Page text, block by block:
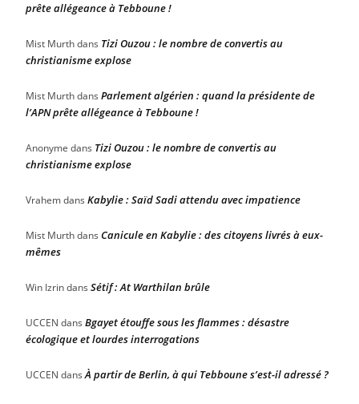
prête allégeance à Tebboune !
Mist Murthdans Tizi Ouzou : le nombre de convertis au
christianisme explose
Mist Murthdans Parlement algérien : quand la présidente de
l’APN prête allégeance à Tebboune !
Anonyme dans Tizi Ouzou : le nombre de convertis au
christianisme explose
Vrahemdans Kabylie : Saïd Sadi attendu avec impatience
Mist Murthdans Canicule en Kabylie : des citoyens livrés à eux-
mêmes
Win Izrindans Sétif : At Warthilan brûle
UCCEN dans Bgayet étouffe sous les flammes : désastre
écologique et lourdes interrogations
UCCEN dansÀ partir de Berlin, à qui Tebboune s’est-il adressé ?